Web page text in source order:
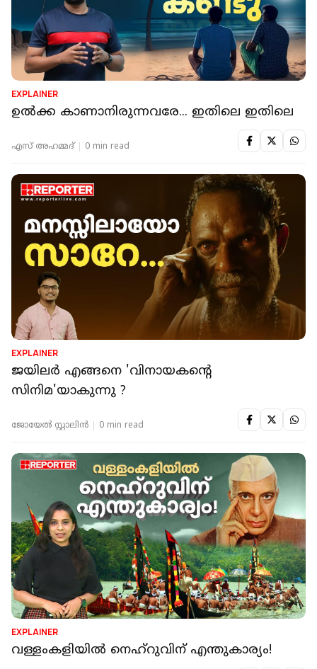
EXPLAINER
ഉൽക്ക കാണാനിരുന്നവരേ... ഇതിലെ ഇതിലെ
എസ് അഹമ്മദ് 0 min read
EXPLAINER
ജയിലർ എങ്ങനെ 'വിനായകന്റെ
സിനിമ'യാകുന്നു ?
ജോയേല്‍ സ്റ്റാലിന്‍ 0 min read
EXPLAINER
വള്ളംകളിയിൽ നെഹ്റുവിന് എന്തുകാര്യം!